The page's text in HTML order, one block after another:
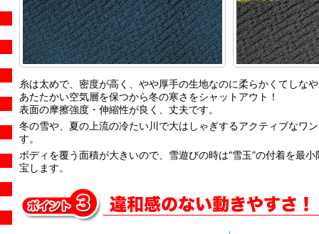
糸は太めで、密度が高く、やや厚手の生地なのに柔らかくてしな
あたたかい空気層を保つから冬の寒さをシャットアウト！
表面の摩擦強度・伸縮性が良く、丈夫です。
冬の雪や、夏の上流の冷たい川で大はしゃぎするアクティブなワ
す。
ボディを覆う面積が大きいので、雪遊びの時は“雪玉”の付着を最
宝します。